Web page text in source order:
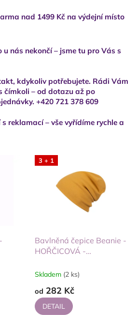
nad 1499 Kč na výdejní místo
u nás nekončí – jsme tu pro Vás s
kdykoliv potřebujete. Rádi Vám
čímkoli – od dotazu až po
+420 721 378 609
reklamací – vše vyřídíme rychle a
3 + 1
Bavlněná čepice Beanie -
HOŘČICOVÁ -
Skladem (2 ks)
od 282 Kč
DETAIL